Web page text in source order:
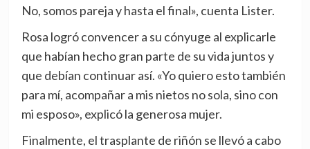
No, somos pareja y hasta el final», cuenta Lister.
Rosa logró convencer a su cónyuge al explicarle
que habían hecho gran parte de su vida juntos y
que debían continuar así. «Yo quiero esto también
para mí, acompañar a mis nietos no sola, sino con
mi esposo», explicó la generosa mujer.
Finalmente, el trasplante de riñón se llevó a cabo